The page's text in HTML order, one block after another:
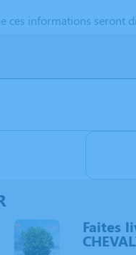
ces informations seront
Faites